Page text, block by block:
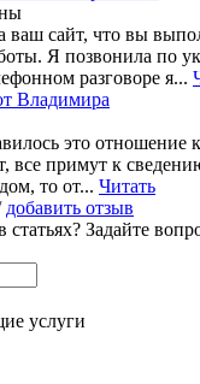
ваш сайт, что вы
Я позвонила по
разговоре я...
это отношение
все примут к
то от... Читать
добавить отзыв
статьях? Задайте
услуги